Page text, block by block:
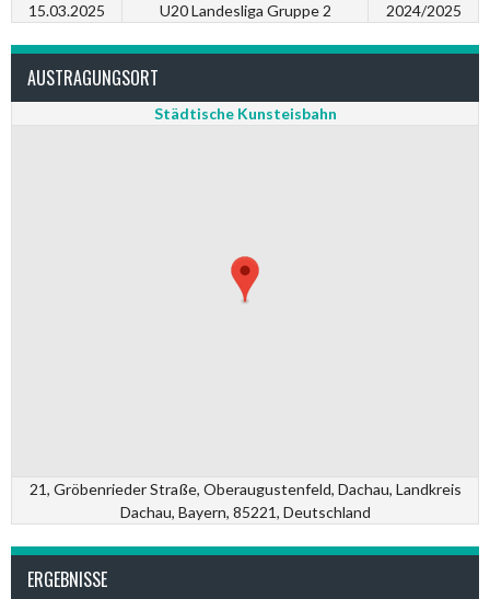
15.03.2025
U20 Landesliga Gruppe 2 2024/2025
AUSTRAGUNGSORT
Städtische Kunsteisbahn
21, Gröbenrieder Straße, Oberaugustenfeld, Dachau, Landkreis
Dachau, Bayern, 85221, Deutschland
ERGEBNISSE